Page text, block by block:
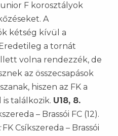
F korosztályok
A
kétség kívül a
a tornát
volna rendezzék, de
az összecsapások
hiszen az FK a
találkozik. U18, 8.
– Brassói FC (12).
FK Csíkszereda – Brassói